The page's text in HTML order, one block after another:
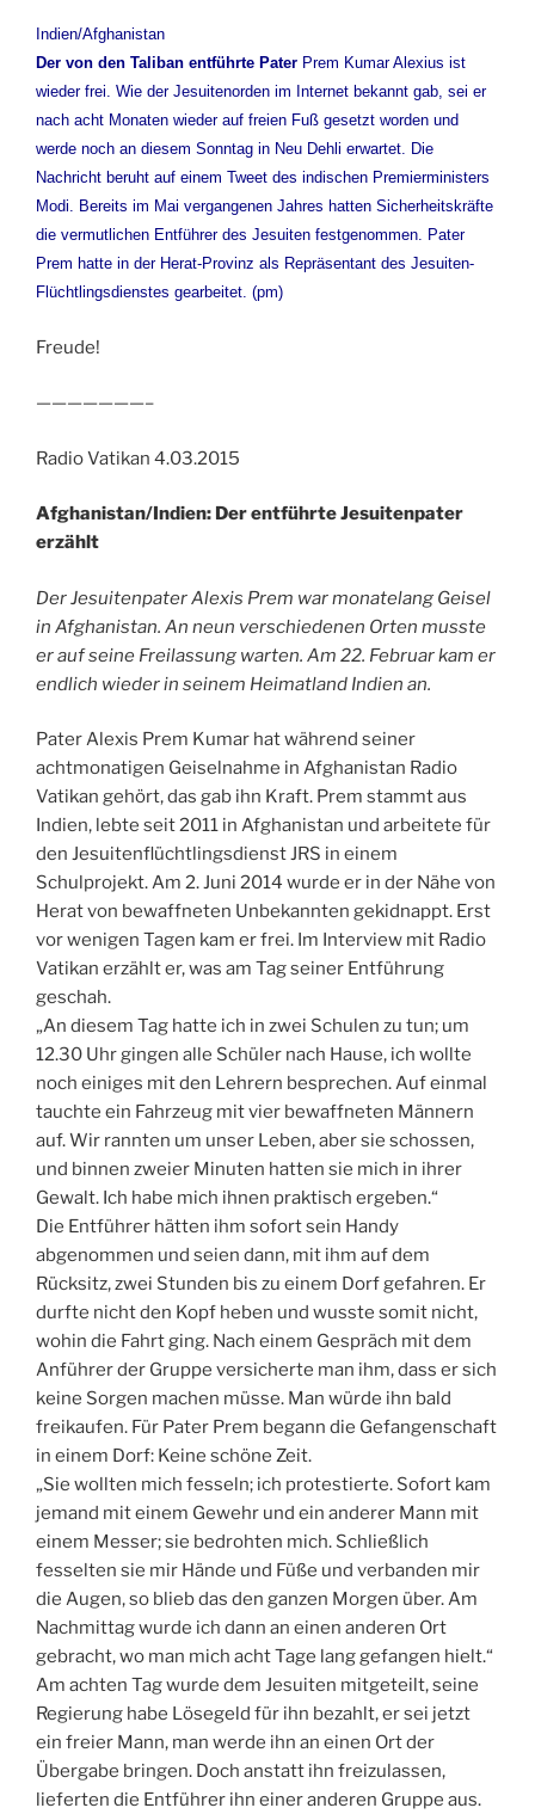
Indien/Afghanistan
Der von den Taliban entführte Pater Prem Kumar Alexius ist
wieder frei. Wie der Jesuitenorden im Internet bekannt gab, sei er
nach acht Monaten wieder auf freien Fuß gesetzt worden und
werde noch an diesem Sonntag in Neu Dehli erwartet. Die
Nachricht beruht auf einem Tweet des indischen Premierministers
Modi. Bereits im Mai vergangenen Jahres hatten Sicherheitskräfte
die vermutlichen Entführer des Jesuiten festgenommen. Pater
Prem hatte in der Herat-Provinz als Repräsentant des Jesuiten-
Flüchtlingsdienstes gearbeitet. (pm)
Freude!
———————–
Radio Vatikan 4.03.2015
Afghanistan/Indien: Der entführte Jesuitenpater
erzählt
Der Jesuitenpater Alexis Prem war monatelang Geisel
in Afghanistan. An neun verschiedenen Orten musste
er auf seine Freilassung warten. Am 22. Februar kam er
endlich wieder in seinem Heimatland Indien an.
Pater Alexis Prem Kumar hat während seiner
achtmonatigen Geiselnahme in Afghanistan Radio
Vatikan gehört, das gab ihn Kraft. Prem stammt aus
Indien, lebte seit 2011 in Afghanistan und arbeitete für
den Jesuitenflüchtlingsdienst JRS in einem
Schulprojekt. Am 2. Juni 2014 wurde er in der Nähe von
Herat von bewaffneten Unbekannten gekidnappt. Erst
vor wenigen Tagen kam er frei. Im Interview mit Radio
Vatikan erzählt er, was am Tag seiner Entführung
geschah.
„An diesem Tag hatte ich in zwei Schulen zu tun; um
12.30 Uhr gingen alle Schüler nach Hause, ich wollte
noch einiges mit den Lehrern besprechen. Auf einmal
tauchte ein Fahrzeug mit vier bewaffneten Männern
auf. Wir rannten um unser Leben, aber sie schossen,
und binnen zweier Minuten hatten sie mich in ihrer
Gewalt. Ich habe mich ihnen praktisch ergeben.“
Die Entführer hätten ihm sofort sein Handy
abgenommen und seien dann, mit ihm auf dem
Rücksitz, zwei Stunden bis zu einem Dorf gefahren. Er
durfte nicht den Kopf heben und wusste somit nicht,
wohin die Fahrt ging. Nach einem Gespräch mit dem
Anführer der Gruppe versicherte man ihm, dass er sich
keine Sorgen machen müsse. Man würde ihn bald
freikaufen. Für Pater Prem begann die Gefangenschaft
in einem Dorf: Keine schöne Zeit.
„Sie wollten mich fesseln; ich protestierte. Sofort kam
jemand mit einem Gewehr und ein anderer Mann mit
einem Messer; sie bedrohten mich. Schließlich
fesselten sie mir Hände und Füße und verbanden mir
die Augen, so blieb das den ganzen Morgen über. Am
Nachmittag wurde ich dann an einen anderen Ort
gebracht, wo man mich acht Tage lang gefangen hielt.“
Am achten Tag wurde dem Jesuiten mitgeteilt, seine
Regierung habe Lösegeld für ihn bezahlt, er sei jetzt
ein freier Mann, man werde ihn an einen Ort der
Übergabe bringen. Doch anstatt ihn freizulassen,
lieferten die Entführer ihn einer anderen Gruppe aus.